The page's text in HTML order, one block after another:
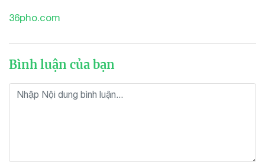
36pho.com
Bình luận của bạn